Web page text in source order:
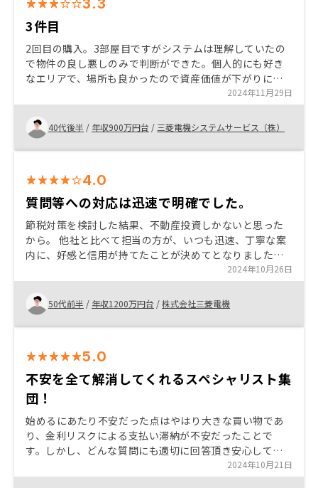
3.3
3件目
2回目の購入。3部屋目ですがシステムは理解していたの
で物件の良し悪しのみで判断ができた。個人的にも好き
なエリアで、場所も良かったので資産価値が下がりにく
いと感じた。 まだ支払い始めたばかりで流れを完全に理
解できていないが、早めにイメージしやすい説明なり、
意見交換の場を設けてくれると嬉しい 初の確定申告に向
けて何を準備しておけば良いのか？今の時点で保管して
おいたほうが良い資料など教えてくれると…アフターフ
と思う、オーナー初心者のやるべき作業を機械的でない
方法でフォローいただきたいものです。
2024年11月29日
40代後半 / 年収900万円台 / 三菱電機システムサービス（株）
4.0
質問等への対応は迅速で明確でした。
節税対策を検討した結果、不動産投資しかないと思った
から。 他社と比べて担当の方が、いつも迅速、丁寧な案
内に、好感と信用が持てたことが決めてとなりました。
まだ確定申告をしたことがないので、収支が明確になり
プラスになるのであれば、他所様にもお勧めできると思
います。 案内物件が必要最低限しかなく、その物件で決
めるかどうかをせかされた気がした。 もっと複数の物件
から時間をある程度かけて熟考の上、吟味して決めたか
2024年10月26日
50代前半 / 年収1200万円台 /株式会社三菱電機
5.0
不安を全て解消してくれるスペシャリスト集
団！
始めるにあたり不安だった点はやはり大きな買い物であ
り、金利リスクによる支払い滞納が不安だったことで
す。しかし、どんな質問にも適切に回答頂き安心して購
入することができました！ 信用力がある方はやらない手
はないです！ ありません！ありがとうございました！
2024年10月21日